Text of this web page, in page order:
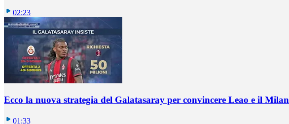
02:23
Ecco la nuova strategia del Galatasaray per convincere Leao e il Milan
01:33